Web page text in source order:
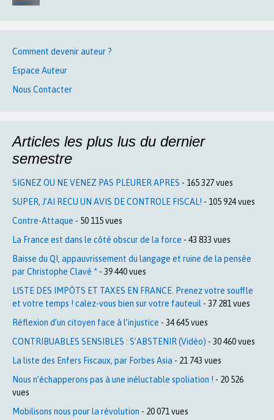
Comment devenir auteur ?
Espace Auteur
Nous Contacter
Articles les plus lus du dernier
semestre
SIGNEZ OU NE VENEZ PAS PLEURER APRES - 165 327 vues
SUPER, J’AI RECU UN AVIS DE CONTROLE FISCAL! - 105 924 vues
Contre-Attaque - 50 115 vues
La France est dans le côté obscur de la force - 43 833 vues
Baisse du QI, appauvrissement du langage et ruine de la pensée
par Christophe Clavé * - 39 440 vues
LISTE DES IMPÔTS ET TAXES EN FRANCE. Prenez votre souffle
et votre temps ! calez-vous bien sur votre fauteuil - 37 281 vues
Réflexion d’un citoyen face à l’injustice - 34 645 vues
CONTRIBUABLES SENSIBLES : S’ABSTENIR (Vidéo) - 30 460 vues
La liste des Enfers Fiscaux, par Forbes Asia - 21 743 vues
Nous n’échapperons pas à une inéluctable spoliation ! - 20 526
vues
Mobilisons nous pour la révolution - 20 071 vues